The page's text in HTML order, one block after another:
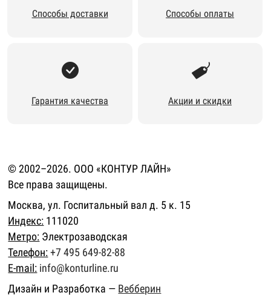
Способы доставки Способы оплаты
Гарантия качества Акции и скидки
© 2002–2026. ООО «КОНТУР ЛАЙН»
Все права защищены.
Москва, ул. Госпитальный вал д. 5 к. 15
Индекс: 111020
Метро: Электрозаводская
Телефон: +7 495 649-82-88
E-mail: info@konturline.ru
Дизайн и Разработка — Вебберин